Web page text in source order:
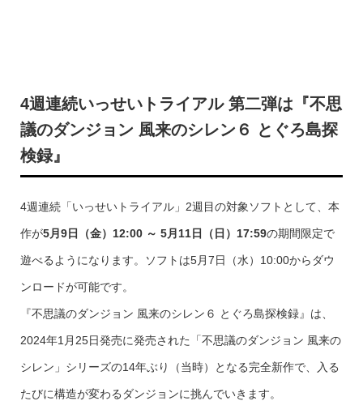
4週連続いっせいトライアル 第二弾は『不思
議のダンジョン 風来のシレン６ とぐろ島探
検録』
4週連続「いっせいトライアル」2週目の対象ソフトとして、本
作が5月9日（金）12:00 ～ 5月11日（日）17:59の期間限定で
遊べるようになります。ソフトは5月7日（水）10:00からダウ
ンロードが可能です。
『不思議のダンジョン 風来のシレン６ とぐろ島探検録』は、
2024年1月25日発売に発売された「不思議のダンジョン 風来の
シレン」シリーズの14年ぶり（当時）となる完全新作で、入る
たびに構造が変わるダンジョンに挑んでいきます。